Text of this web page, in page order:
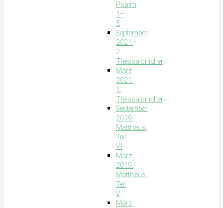
Psalm
1–
5
September
2021:
2.
Thessalonicher
März
2021:
1.
Thessalonicher
September
2019:
Matthäus,
Teil
VI
März
2019:
Matthäus,
Teil
V
März